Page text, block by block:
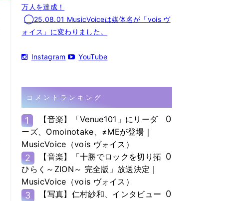
万人を達成！
◯25.08.01 MusicVoiceは媒体名が「vois ヴ
ォイス」に変わりました。
Instagram YouTube
コメントランキング
1
【音楽】「Venue101」にリーダ
ーズ、Omoinotake、≠MEが登場｜
MusicVoice（vois ヴォイス）
0
2
【音楽】「十勝でロックを切り拓
ひらく～ZION～ 完全版」放送決定｜
MusicVoice（vois ヴォイス）
0
3
【写真】仁村紗和、インタビュー 0